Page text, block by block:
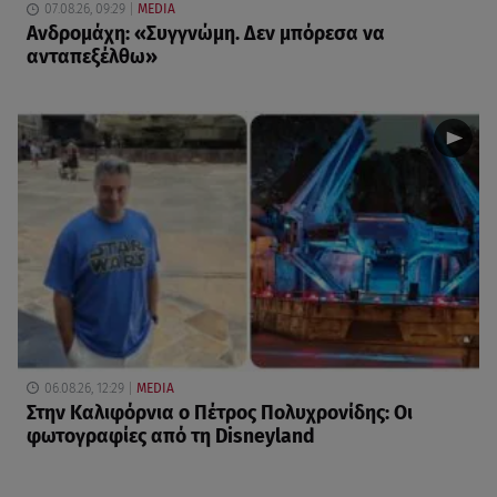
07.08.26, 09:29 MEDIA
Ανδρομάχη: «Συγγνώμη. Δεν μπόρεσα να
ανταπεξέλθω»
06.08.26, 12:29 MEDIA
Στην Καλιφόρνια ο Πέτρος Πολυχρονίδης: Οι
φωτογραφίες από τη Disneyland